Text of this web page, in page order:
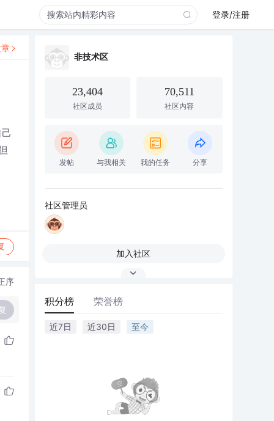
登录/注册
序
非技术区
23,404
社区成员
70,511
社区内容
发帖 与我相关 我的任务 分享
社区管理员
加入社区
积分榜 荣誉榜
近7日 近30日 至今